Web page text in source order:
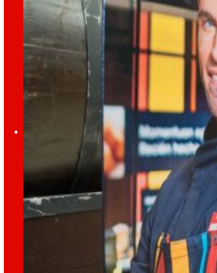
Ocupació
Les persones són el cor d’EROSKI,
Creixentjunts
Informació financera
Resultats, informes i principals indicadors